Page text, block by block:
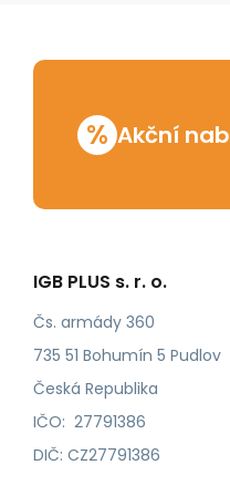
% Akční
IGB PLUS s. r. o.
Čs. armády 360
735 51 Bohumín 5 Pudlov
Česká Republika
IČO: 27791386
DIČ: CZ27791386